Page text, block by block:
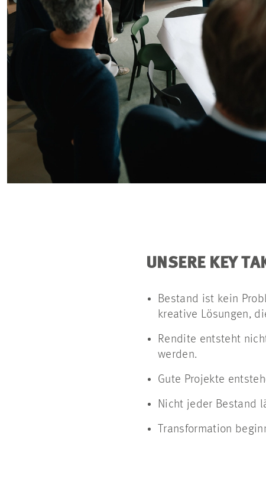
UNSERE KEY
Bestand ist kein
kreative Lösungen,
Rendite entsteht
werden.
Gute Projekte
Nicht jeder Bestand
Transformation